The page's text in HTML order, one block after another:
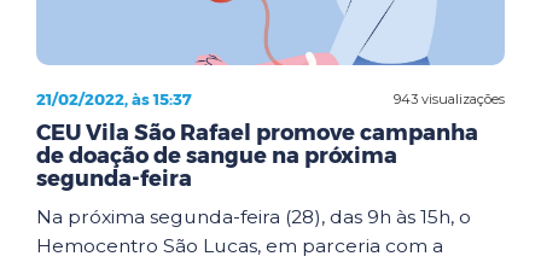
943 visualizações
21/02/2022, às 15:37
CEU Vila São Rafael promove campanha
de doação de sangue na próxima
segunda-feira
Na próxima segunda-feira (28), das 9h às 15h, o
Hemocentro São Lucas, em parceria com a